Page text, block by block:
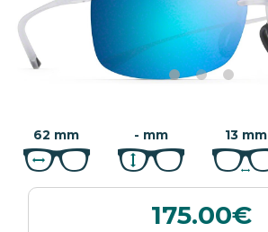
62 mm - mm 13 mm
175.00